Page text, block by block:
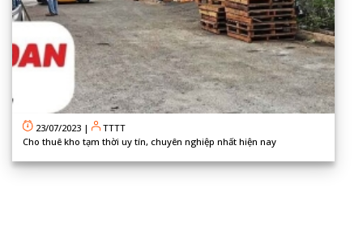
23/07/2023 |
TTTT
Cho thuê kho tạm thời uy tín, chuyên nghiệp nhất hiện nay